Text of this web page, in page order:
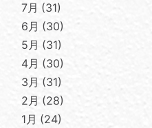
7月
31
6月
30
5月
31
4月
30
3月
31
2月
28
1月
24